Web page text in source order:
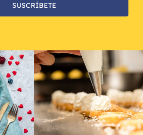
SUSCRÍBETE